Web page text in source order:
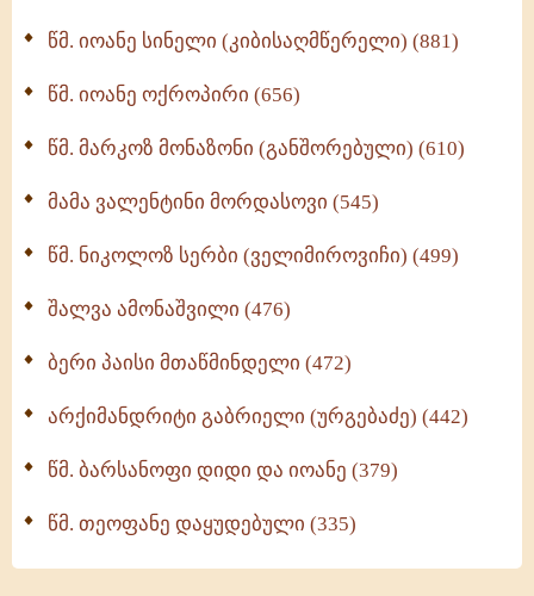
წმ. იოანე სინელი (კიბისაღმწერელი) (881)
წმ. იოანე ოქროპირი (656)
წმ. მარკოზ მონაზონი (განშორებული) (610)
მამა ვალენტინი მორდასოვი (545)
წმ. ნიკოლოზ სერბი (ველიმიროვიჩი) (499)
შალვა ამონაშვილი (476)
ბერი პაისი მთაწმინდელი (472)
არქიმანდრიტი გაბრიელი (ურგებაძე) (442)
წმ. ბარსანოფი დიდი და იოანე (379)
წმ. თეოფანე დაყუდებული (335)